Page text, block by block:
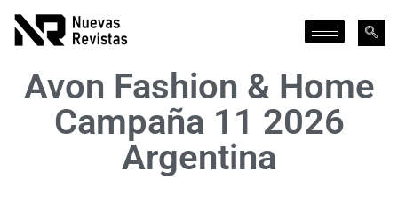
Avon Fashion & Home
Campaña 11 2026
Argentina